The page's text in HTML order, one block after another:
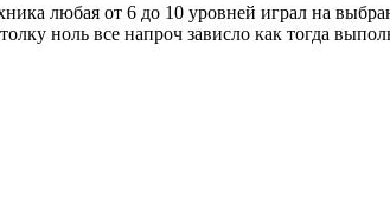
любая от 6 до 10 уровней играл на
ноль все напроч зависло как тогда